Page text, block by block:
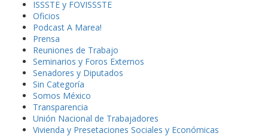
ISSSTE y FOVISSSTE
Oficios
Podcast A Marea!
Prensa
Reuniones de Trabajo
Seminarios y Foros Externos
Senadores y Diputados
Sin Categoría
Somos México
Transparencia
Unión Nacional de Trabajadores
Vivienda y Presetaciones Sociales y Económicas